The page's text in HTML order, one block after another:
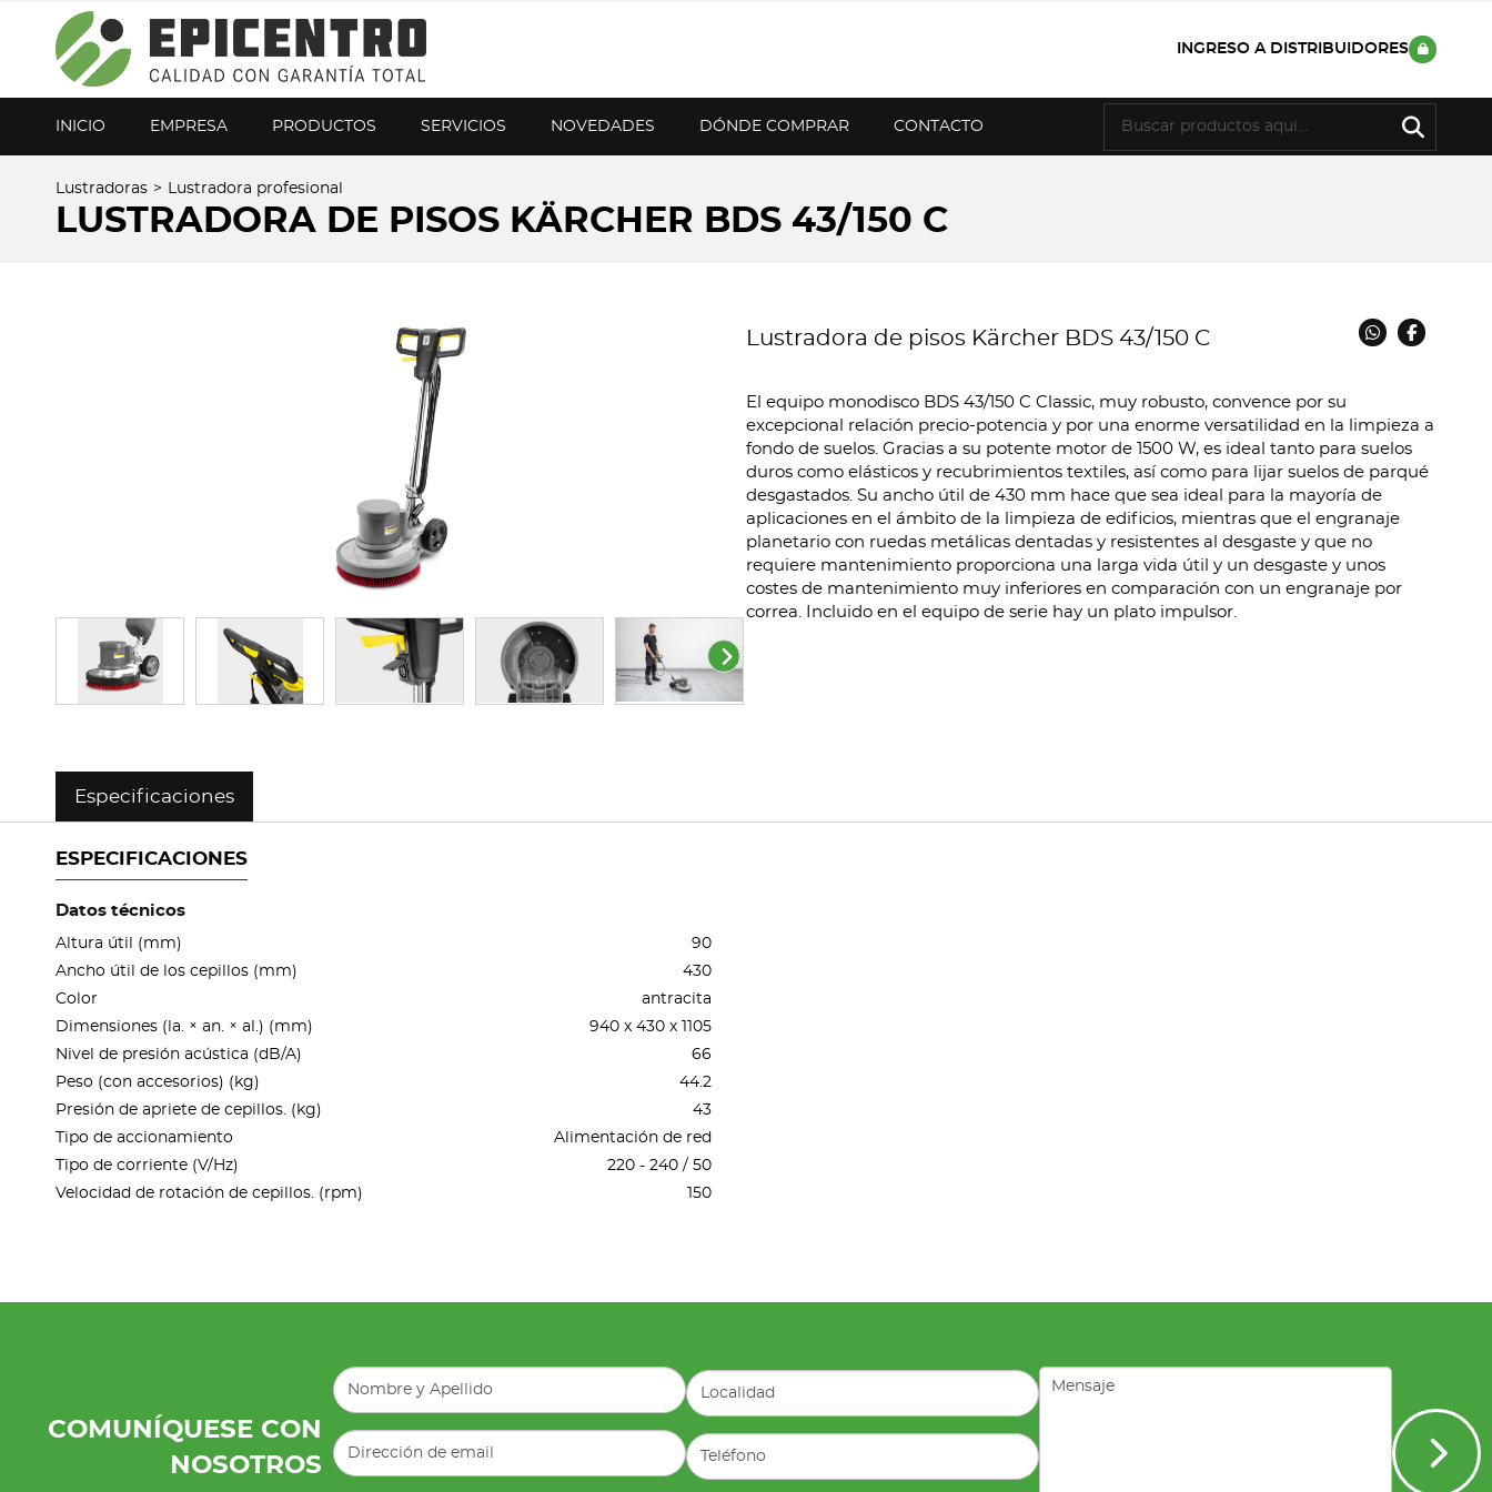
¿Olvidó su contraseña?
INGRESO A DISTRIBUIDORES
INICIO EMPRESA PRODUCTOS SERVICIOS NOVEDADES DÓNDE COMPRAR CONTACTO
Lustradoras > Lustradora profesional
LUSTRADORA DE PISOS KÄRCHER BDS 43/150 C
Lustradora de pisos Kärcher BDS 43/150 C
El equipo monodisco BDS 43/150 C Classic, muy robusto, convence por su
excepcional relación precio-potencia y por una enorme versatilidad en la limpieza a
fondo de suelos. Gracias a su potente motor de 1500 W, es ideal tanto para suelos
duros como elásticos y recubrimientos textiles, así como para lijar suelos de parqué
desgastados. Su ancho útil de 430 mm hace que sea ideal para la mayoría de
aplicaciones en el ámbito de la limpieza de edificios, mientras que el engranaje
planetario con ruedas metálicas dentadas y resistentes al desgaste y que no
requiere mantenimiento proporciona una larga vida útil y un desgaste y unos
costes de mantenimiento muy inferiores en comparación con un engranaje por
correa. Incluido en el equipo de serie hay un plato impulsor.
Especificaciones
ESPECIFICACIONES
Datos técnicos
Altura útil (mm)
90
Ancho útil de los cepillos (mm)
430
Color
antracita
Dimensiones (la. × an. × al.) (mm)
940 x 430 x 1105
Nivel de presión acústica (dB/A)
66
Peso (con accesorios) (kg)
44.2
Presión de apriete de cepillos. (kg)
43
Tipo de accionamiento
Alimentación de red
Tipo de corriente (V/Hz)
220 - 240 / 50
Velocidad de rotación de cepillos. (rpm)
150
COMUNÍQUESE CON
NOSOTROS